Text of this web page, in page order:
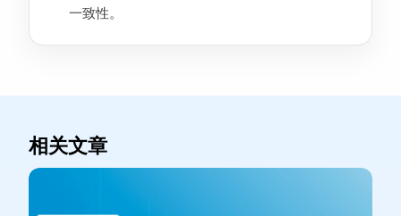
一致性。
相关文章